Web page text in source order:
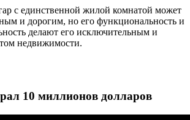
с единственной жилой комнатой может
и дорогим, но его функциональность и
делают его исключительным и
недвижимости.
10 миллионов долларов